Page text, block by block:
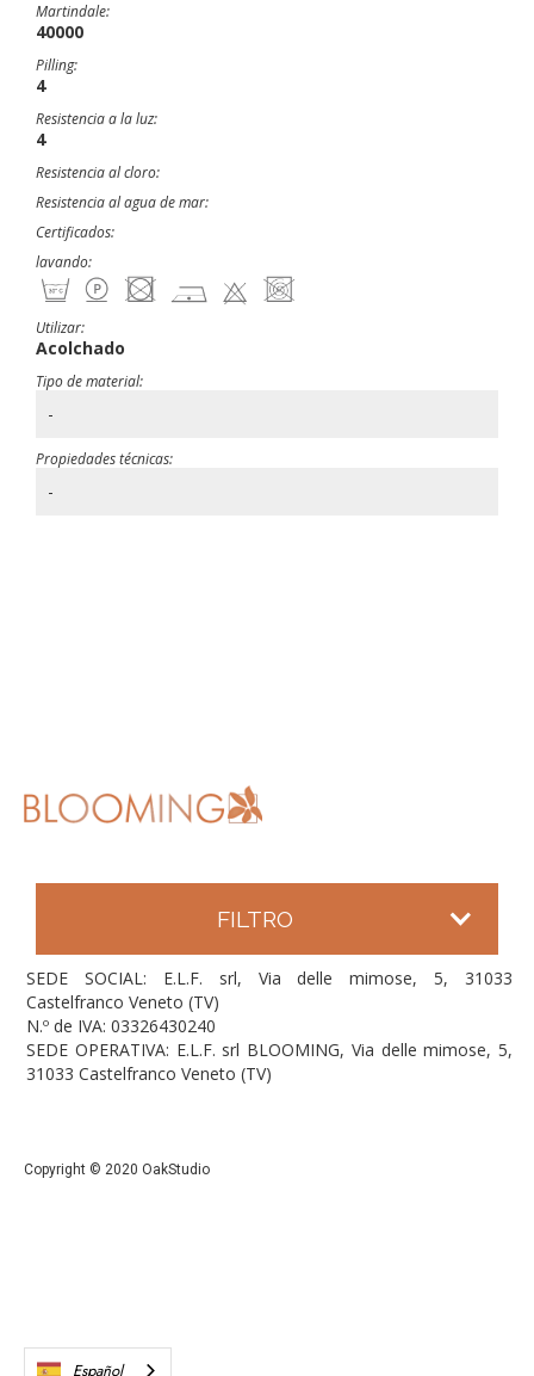
Martindale:
40000
Pilling:
4
Resistencia a la luz:
4
Resistencia al cloro:
Resistencia al agua de mar:
Certificados:
lavando:
Utilizar:
Acolchado
Tipo de material:
-
Propiedades técnicas:
-
FILTRO
SEDE SOCIAL: E.L.F. srl, Via delle mimose, 5, 31033
Castelfranco Veneto (TV)
N.º de IVA: 03326430240
SEDE OPERATIVA: E.L.F. srl BLOOMING, Via delle mimose, 5,
31033 Castelfranco Veneto (TV)
Copyright © 2020 OakStudio
Español